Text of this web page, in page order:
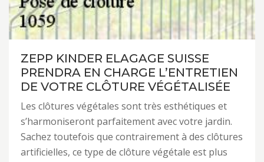
ZEPP KINDER ELAGAGE SUISSE
PRENDRA EN CHARGE L’ENTRETIEN
DE VOTRE CLÔTURE VÉGÉTALISÉE
Les clôtures végétales sont très esthétiques et
s’harmoniseront parfaitement avec votre jardin.
Sachez toutefois que contrairement à des clôtures
artificielles, ce type de clôture végétale est plus